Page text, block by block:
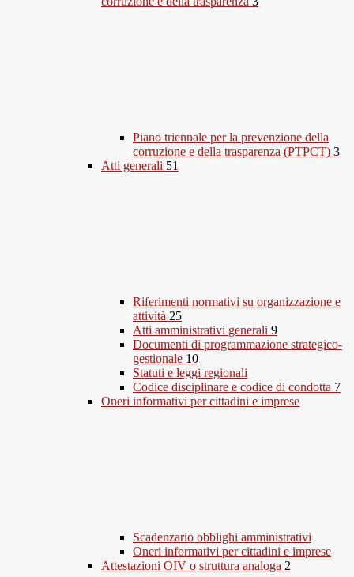
Piano triennale per la prevenzione della
corruzione e della trasparenza (PTPCT) 3
Atti generali 51
Riferimenti normativi su organizzazione e
attività 25
Atti amministrativi generali 9
Documenti di programmazione strategico-
gestionale 10
Statuti e leggi regionali
Codice disciplinare e codice di condotta 7
Oneri informativi per cittadini e imprese
Scadenzario obblighi amministrativi
Oneri informativi per cittadini e imprese
Attestazioni OIV o struttura analoga 2